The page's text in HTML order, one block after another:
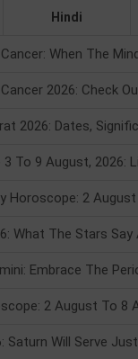
Hindi
Horoscope: 2
2 August To 8